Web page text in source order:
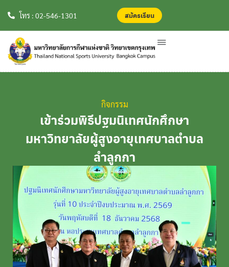
โทร : 02-546-1301 สมัครเรียน
กิจกรรม
เข้าร่วมพิธีปฐมนิเทศนักศึกษา
มหาวิทยาลัยผู้สูงอายุเทศบาลตำบล
ลำลูกกา